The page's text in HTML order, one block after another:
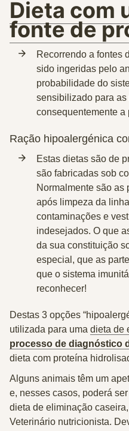
Dieta com
fonte de
Recorrendo a fontes
sido ingeridas pelo
probabilidade do
sensibilizado para as
consequentemente a
Ração hipoalergénica
Estas dietas são de
são fabricadas sob
Normalmente são as
após limpeza da
contaminações e
indesejados. O que
da sua constituição
especial , que as
que o sistema
reconhecer!
Destas 3 opções
utilizada para uma dieta de
processo de diagnóstico
dieta com proteína
Alguns animais têm um
e, nesses casos, poderá
dieta de eliminação caseira
Veterinário nutricionista.